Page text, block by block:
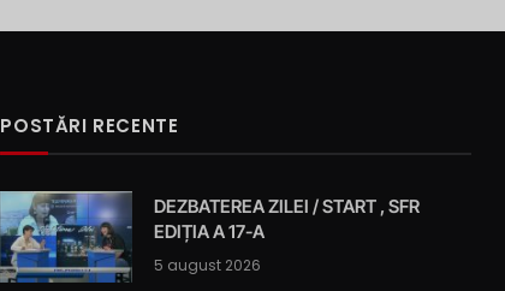
POSTĂRI RECENTE
DEZBATEREA ZILEI / START , SFR
EDIȚIA A 17-A
5 august 2026